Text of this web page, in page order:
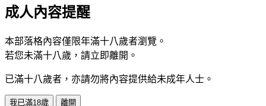
成人內容提醒
本部落格內容僅限年滿十八歲者瀏覽。
若您未滿十八歲，請立即離開。
已滿十八歲者，亦請勿將內容提供給未成年人士。
我已滿18歲 離開